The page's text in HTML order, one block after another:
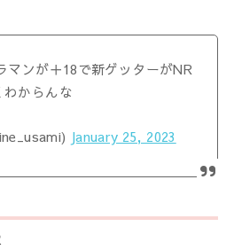
マンが＋18で新ゲッターがNR
わからんな
January 25, 2023